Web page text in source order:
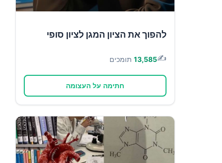
להפוך את הציון המגן לציון סופי
✍️
13,585 תומכים
חתימה על העצומה